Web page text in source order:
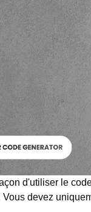
d'utiliser le
Vous devez